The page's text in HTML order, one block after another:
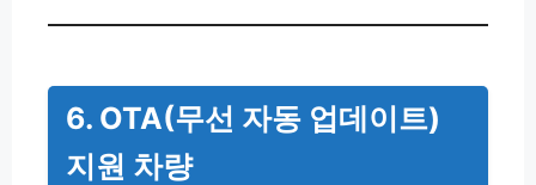
6. OTA(무선 자동 업데이트)
지원 차량